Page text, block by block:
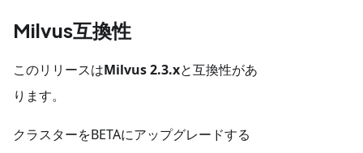
Milvus互換性
このリリースはMilvus 2.3.xと互換性があ
ります。
クラスターをBETAにアップグレードする